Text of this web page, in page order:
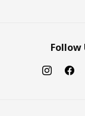
Follow